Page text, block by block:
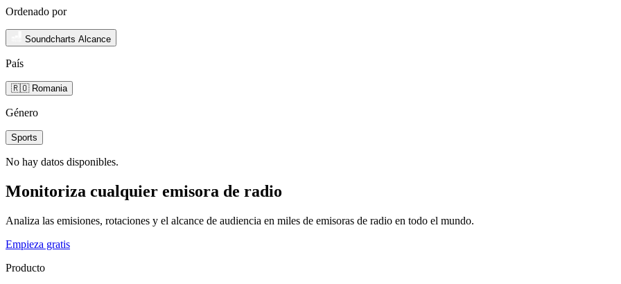
Ordenado por
Soundcharts Alcance
País
🇷🇴 Romania
Género
Sports
No hay datos disponibles.
Monitoriza cualquier emisora de radio
Analiza las emisiones, rotaciones y el alcance de audiencia en miles de emisoras de radio en todo el mundo.
Empieza gratis
Producto